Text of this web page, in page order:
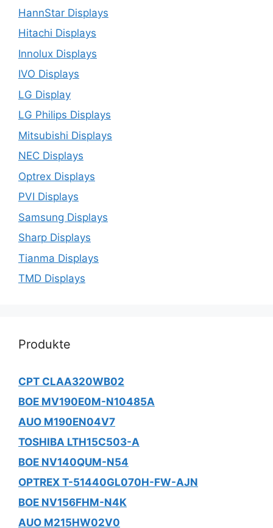
HannStar Displays
Hitachi Displays
Innolux Displays
IVO Displays
LG Display
LG Philips Displays
Mitsubishi Displays
NEC Displays
Optrex Displays
PVI Displays
Samsung Displays
Sharp Displays
Tianma Displays
TMD Displays
Produkte
CPT CLAA320WB02
BOE MV190E0M-N10485A
AUO M190EN04V7
TOSHIBA LTH15C503-A
BOE NV140QUM-N54
OPTREX T-51440GL070H-FW-AJN
BOE NV156FHM-N4K
AUO M215HW02V0